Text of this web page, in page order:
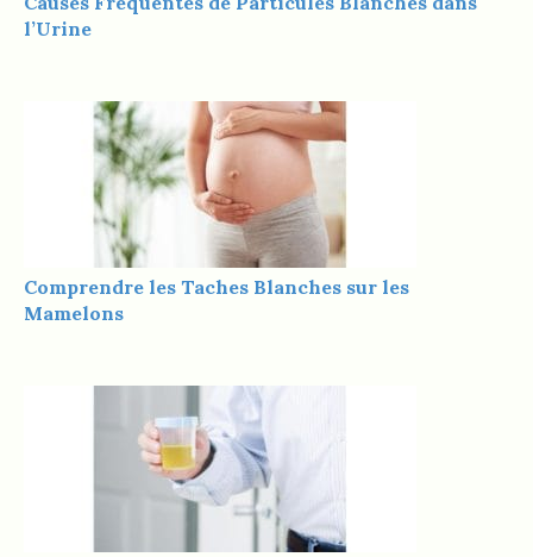
l’Urine
Comprendre les Taches Blanches sur les
Mamelons